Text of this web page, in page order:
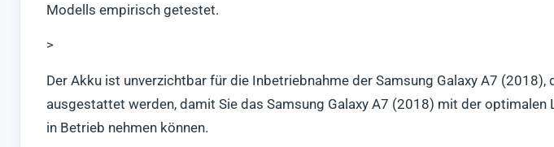
Modells empirisch getestet.
>
Der Akku ist unverzichtbar für die Inbetriebnahme der Samsung Galaxy A7
ausgestattet werden, damit Sie das Samsung Galaxy A7 (2018) mit der
in Betrieb nehmen können.